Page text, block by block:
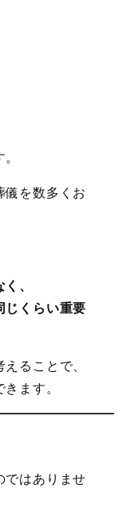
儀を数多くお
、
じくらい重要
ることで、
ます。
ではありませ